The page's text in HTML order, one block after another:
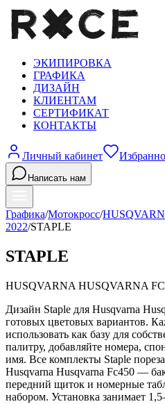
ЭКИПИРОВКА
ГРАФИКА
ДИЗАЙН
КЛИЕНТАМ
СЕРТИФИКАТ
КОНТАКТЫ
Личный кабинет
Написать нам
Графика/Мотокросс/
2022/STAPLE
STAPLE
HUSQVARNA HUSQVARNA
Дизайн Staple для Husqvarna
готовых цветовых вариантов.
использовать как базу для
палитру, добавляйте номера,
имя. Все комплекты Staple
Husqvarna Husqvarna Fc450 —
передний щиток и номерные
набором. Установка занимает